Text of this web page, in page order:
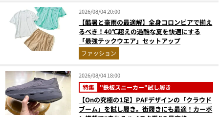
2026/08/04 20:00
【酷暑と豪雨の最適解】全身コロンビアで揃え
るべき！40℃超えの過酷な夏を快適にする
「最強テックウエア」セットアップ
ファッション
2026/08/04 18:00
特集 "鉄板スニーカー"試し履き
【Onの究極の1足】PAFデザインの「クラウド
ブーム」を試し履き。街履きにも最適！カーボ